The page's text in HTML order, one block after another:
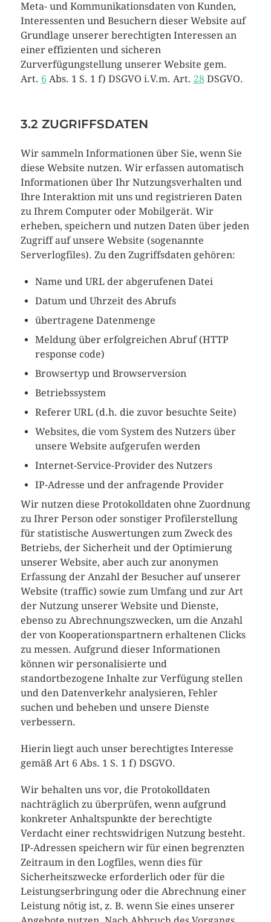
Meta- und Kommunikationsdaten von Kunden,
Interessenten und Besuchern dieser Website auf
Grundlage unserer berechtigten Interessen an
einer effizienten und sicheren
Zurverfügungstellung unserer Website gem.
Art. 6 Abs. 1 S. 1 f) DSGVO i.V.m. Art. 28DSGVO.
3.2 ZUGRIFFSDATEN
Wir sammeln Informationen über Sie, wenn Sie
diese Website nutzen. Wir erfassen automatisch
Informationen über Ihr Nutzungsverhalten und
Ihre Interaktion mit uns und registrieren Daten
zu Ihrem Computer oder Mobilgerät. Wir
erheben, speichern und nutzen Daten über jeden
Zugriff auf unsere Website (sogenannte
Serverlogfiles). Zu den Zugriffsdaten gehören:
Name und URL der abgerufenen Datei
Datum und Uhrzeit des Abrufs
übertragene Datenmenge
Meldung über erfolgreichen Abruf (HTTP
response code)
Browsertyp und Browserversion
Betriebssystem
Referer URL (d.h. die zuvor besuchte Seite)
Websites, die vom System des Nutzers über
unsere Website aufgerufen werden
Internet-Service-Provider des Nutzers
IP-Adresse und der anfragende Provider
Wir nutzen diese Protokolldaten ohne Zuordnung
zu Ihrer Person oder sonstiger Profilerstellung
für statistische Auswertungen zum Zweck des
Betriebs, der Sicherheit und der Optimierung
unserer Website, aber auch zur anonymen
Erfassung der Anzahl der Besucher auf unserer
Website (traffic) sowie zum Umfang und zur Art
der Nutzung unserer Website und Dienste,
ebenso zu Abrechnungszwecken, um die Anzahl
der von Kooperationspartnern erhaltenen Clicks
zu messen. Aufgrund dieser Informationen
können wir personalisierte und
standortbezogene Inhalte zur Verfügung stellen
und den Datenverkehr analysieren, Fehler
suchen und beheben und unsere Dienste
verbessern.
Hierin liegt auch unser berechtigtes Interesse
gemäß Art 6 Abs. 1 S. 1 f) DSGVO.
Wir behalten uns vor, die Protokolldaten
nachträglich zu überprüfen, wenn aufgrund
konkreter Anhaltspunkte der berechtigte
Verdacht einer rechtswidrigen Nutzung besteht.
IP-Adressen speichern wir für einen begrenzten
Zeitraum in den Logfiles, wenn dies für
Sicherheitszwecke erforderlich oder für die
Leistungserbringung oder die Abrechnung einer
Leistung nötig ist, z. B. wenn Sie eines unserer